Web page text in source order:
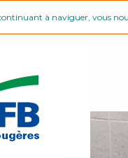
à naviguer, vous